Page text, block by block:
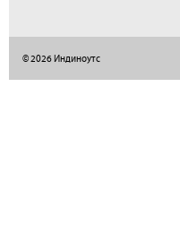
© 2026 Индиноутс